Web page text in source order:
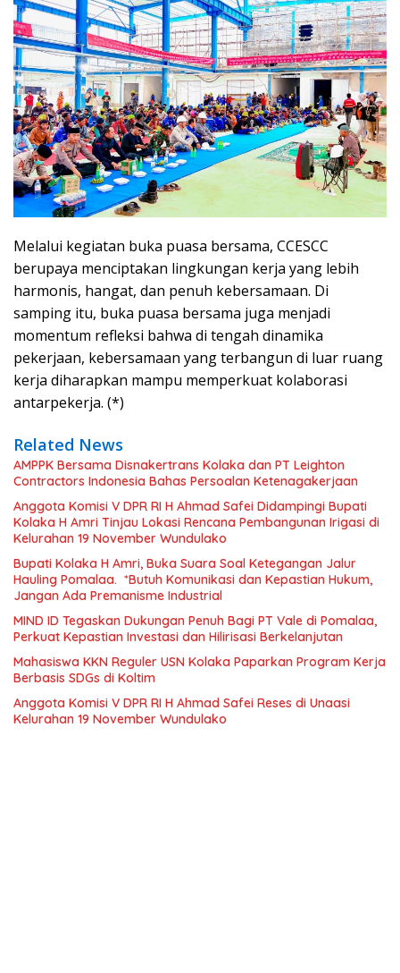
Melalui kegiatan buka puasa bersama, CCESCC
berupaya menciptakan lingkungan kerja yang lebih
harmonis, hangat, dan penuh kebersamaan. Di
samping itu, buka puasa bersama juga menjadi
momentum refleksi bahwa di tengah dinamika
pekerjaan, kebersamaan yang terbangun di luar ruang
kerja diharapkan mampu memperkuat kolaborasi
antarpekerja. (*)
Related News
AMPPK Bersama Disnakertrans Kolaka dan PT Leighton
Contractors Indonesia Bahas Persoalan Ketenagakerjaan
Anggota Komisi V DPR RI H Ahmad Safei Didampingi Bupati
Kolaka H Amri Tinjau Lokasi Rencana Pembangunan Irigasi di
Kelurahan 19 November Wundulako
Bupati Kolaka H Amri, Buka Suara Soal Ketegangan Jalur
Hauling Pomalaa. *Butuh Komunikasi dan Kepastian Hukum,
Jangan Ada Premanisme Industrial
MIND ID Tegaskan Dukungan Penuh Bagi PT Vale di Pomalaa,
Perkuat Kepastian Investasi dan Hilirisasi Berkelanjutan
Mahasiswa KKN Reguler USN Kolaka Paparkan Program Kerja
Berbasis SDGs di Koltim
Anggota Komisi V DPR RI H Ahmad Safei Reses di Unaasi
Kelurahan 19 November Wundulako